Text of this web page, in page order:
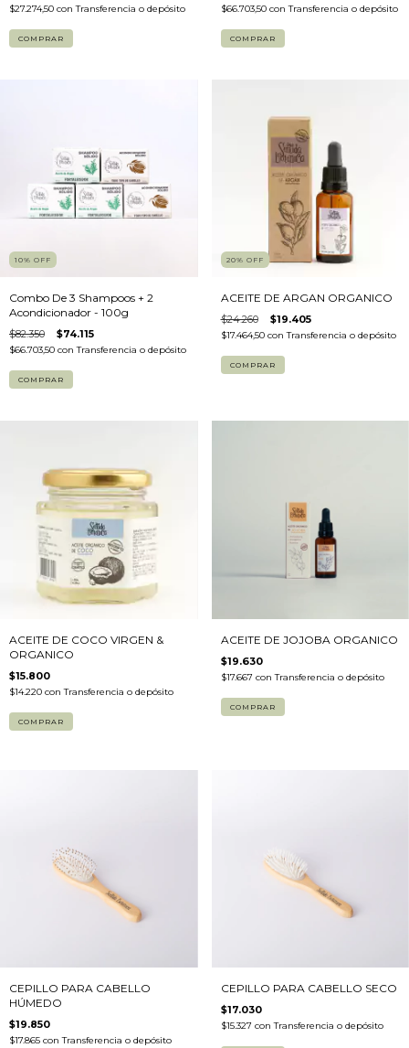
$27.274,50 con Transferencia o depósito
COMPRAR
$66.703,50 con Transferencia o depósito
COMPRAR
10% OFF
Combo De 3 Shampoos + 2
Acondicionador - 100g
$82.350 $74.115
$66.703,50 con Transferencia o depósito
COMPRAR
20% OFF
ACEITE DE ARGAN ORGANICO
$24.260 $19.405
$17.464,50 con Transferencia o depósito
ACEITE DE COCO VIRGEN &
ORGANICO
$15.800
$14.220 con Transferencia o depósito
ACEITE DE JOJOBA ORGANICO
$19.630
$17.667 con Transferencia o depósito
CEPILLO PARA CABELLO
HÚMEDO
$19.850
$17.865 con Transferencia o depósito
CEPILLO PARA CABELLO SECO
$17.030
$15.327 con Transferencia o depósito